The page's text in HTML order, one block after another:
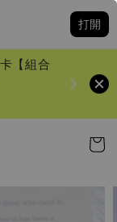
打開
【組合